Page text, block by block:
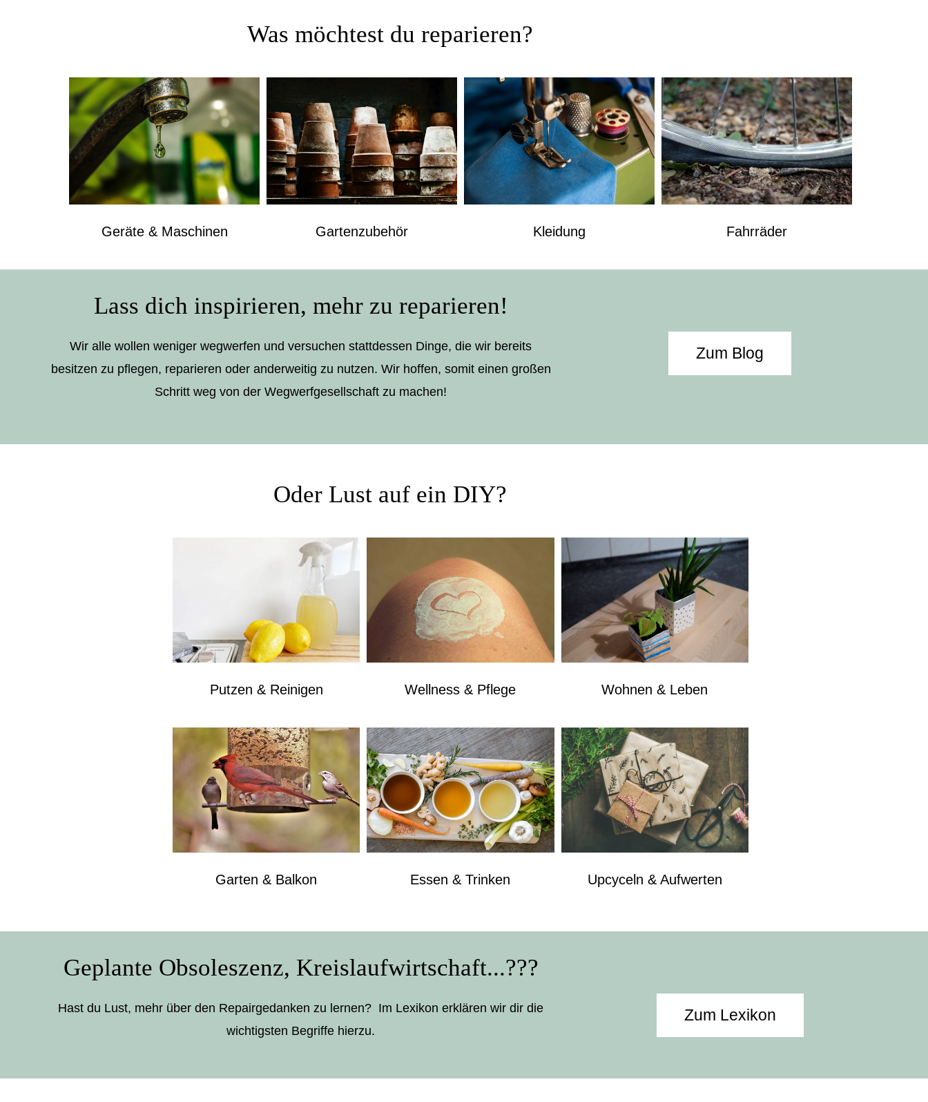
Was möchtest du reparieren?
Geräte & Maschinen Gartenzubehör Kleidung Fahrräder
Lass dich inspirieren, mehr zu reparieren!
Wir alle wollen weniger wegwerfen und versuchen stattdessen Dinge, die wir bereits
besitzen zu pflegen, reparieren oder anderweitig zu nutzen. Wir hoffen, somit einen großen
Schritt weg von der Wegwerfgesellschaft zu machen!
Zum Blog
Oder Lust auf ein DIY?
Putzen & Reinigen
Garten & Balkon
Wellness & Pflege
Essen & Trinken
Wohnen & Leben
Upcyceln & Aufwerten
Geplante Obsoleszenz, Kreislaufwirtschaft...???
Hast du Lust, mehr über den Repairgedanken zu lernen? Im Lexikon erklären wir dir die
wichtigsten Begriffe hierzu.
Zum Lexikon